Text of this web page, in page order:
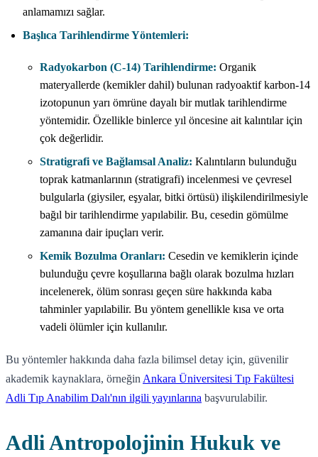
anlamamızı sağlar.
Başlıca Tarihlendirme Yöntemleri:
Radyokarbon (C-14) Tarihlendirme: Organik
materyallerde (kemikler dahil) bulunan radyoaktif karbon-14
izotopunun yarı ömrüne dayalı bir mutlak tarihlendirme
yöntemidir. Özellikle binlerce yıl öncesine ait kalıntılar için
çok değerlidir.
Stratigrafi ve Bağlamsal Analiz: Kalıntıların bulunduğu
toprak katmanlarının (stratigrafi) incelenmesi ve çevresel
bulgularla (giysiler, eşyalar, bitki örtüsü) ilişkilendirilmesiyle
bağıl bir tarihlendirme yapılabilir. Bu, cesedin gömülme
zamanına dair ipuçları verir.
Kemik Bozulma Oranları: Cesedin ve kemiklerin içinde
bulunduğu çevre koşullarına bağlı olarak bozulma hızları
incelenerek, ölüm sonrası geçen süre hakkında kaba
tahminler yapılabilir. Bu yöntem genellikle kısa ve orta
vadeli ölümler için kullanılır.
Bu yöntemler hakkında daha fazla bilimsel detay için, güvenilir
akademik kaynaklara, örneğin Ankara Üniversitesi Tıp Fakültesi
Adli Tıp Anabilim Dalı'nın ilgili yayınlarına başvurulabilir.
Adli Antropolojinin Hukuk ve